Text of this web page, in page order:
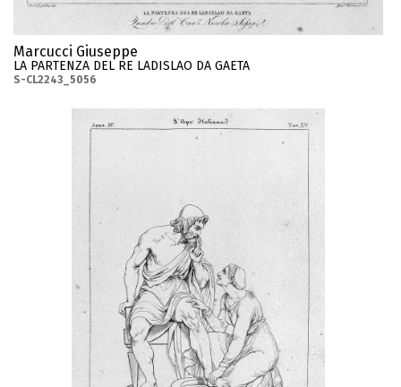
Marcucci Giuseppe
LA PARTENZA DEL RE LADISLAO DA GAETA
S-CL2243_5056